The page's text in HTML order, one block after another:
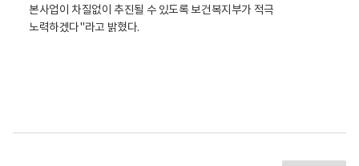
본사업이 차질없이 추진될 수 있도록 보건복지부가 적극
노력하겠다"라고 밝혔다.